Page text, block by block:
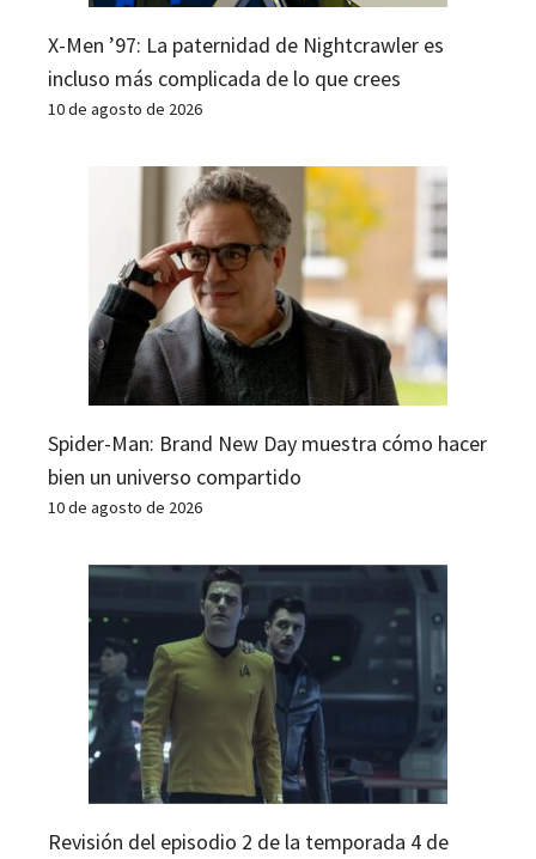
X-Men ’97: La paternidad de Nightcrawler es
incluso más complicada de lo que crees
10 de agosto de 2026
Spider-Man: Brand New Day muestra cómo hacer
bien un universo compartido
10 de agosto de 2026
Revisión del episodio 2 de la temporada 4 de